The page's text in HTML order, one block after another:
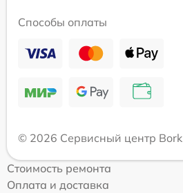
Способы оплаты
© 2026 Сервисный центр Bork
Стоимость ремонта
Оплата и доставка